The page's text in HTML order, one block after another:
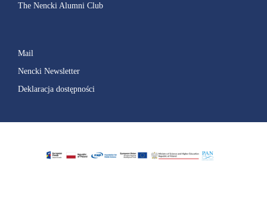
The Nencki Alumni Club
Mail
Nencki Newsletter
Deklaracja dostępności